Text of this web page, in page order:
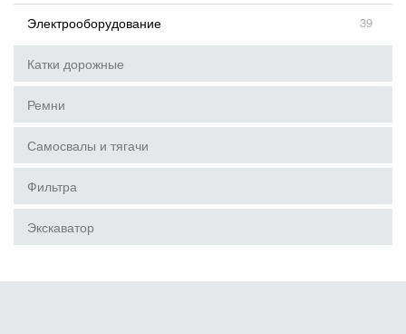
Электрооборудование 39
Катки дорожные
Ремни
Самосвалы и тягачи
Фильтра
Экскаватор